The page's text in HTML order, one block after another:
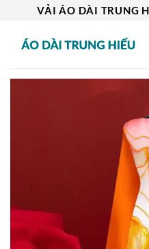
content
VẢI ÁO DÀI TRUNG